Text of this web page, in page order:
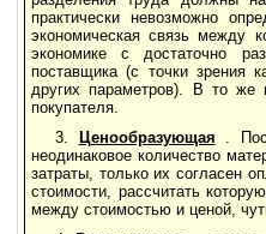
практически невозможно
экономическая связь между
экономике с достаточно
поставщика (с точки зрения
других параметров). В то же
покупателя.
3.
Ценообразующая
.
неодинаковое количество
затраты, только их согласен
стоимости, рассчитать
между стоимостью и ценой,